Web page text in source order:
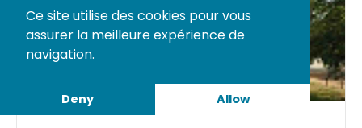
Ce site utilise des cookies pour vous
assurer la meilleure expérience de
navigation.
Deny Allow